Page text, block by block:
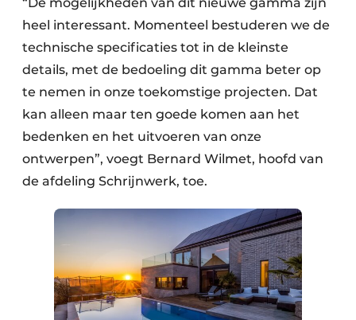
heel interessant. Momenteel bestuderen we de
technische specificaties tot in de kleinste
details, met de bedoeling dit gamma beter op
te nemen in onze toekomstige projecten. Dat
kan alleen maar ten goede komen aan het
bedenken en het uitvoeren van onze
ontwerpen”, voegt Bernard Wilmet, hoofd van
de afdeling Schrijnwerk, toe.